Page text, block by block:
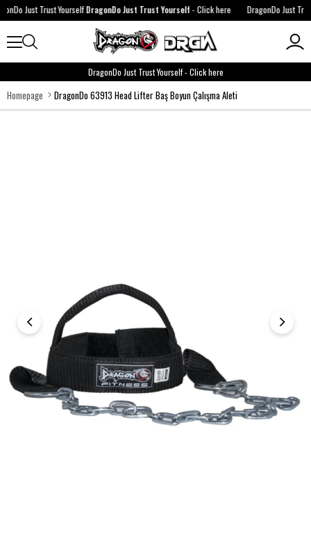
Just Trust YourselfDragonDo Just Trust Yourself-Click here DragonDo Just Trust
DragonDo Just Trust Yourself-Click here
Homepage DragonDo 63913 Head Lifter Baş Boyun Çalışma Aleti